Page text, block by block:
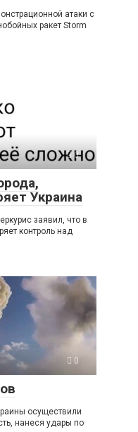
атаки с
ракет Storm
0
Украина
заявил, что в
контроль над
0
осуществили
нанеся удары по